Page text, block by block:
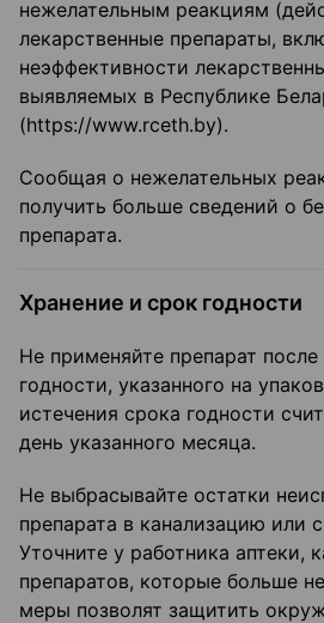
нежелательным реакциям
лекарственные препараты,
неэффективности
выявляемых в Республике
(https://www.rceth.by).
Сообщая о нежелательных
получить больше сведений о
препарата.
Хранение и срок годности
Не применяйте препарат
годности, указанного на
истечения срока годности
день указанного месяца.
Не выбрасывайте остатки
препарата в канализацию или
Уточните у работника аптеки,
препаратов, которые больше
меры позволят защитить